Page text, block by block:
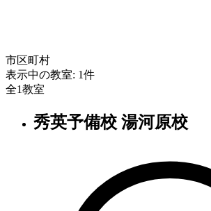
市区町村
表示中の教室: 1件
全1教室
秀英予備校 湯河原校